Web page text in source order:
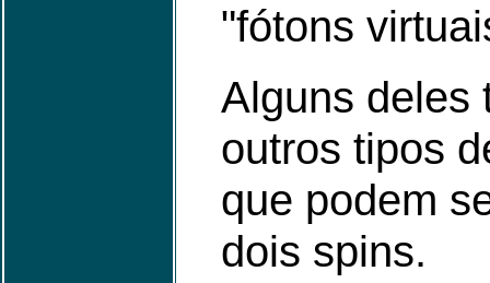
"fótons
Alguns deles
outros tipos
que podem
dois spins.